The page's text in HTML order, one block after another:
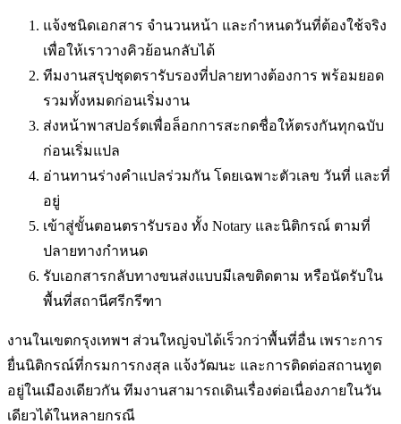
แจ้งชนิดเอกสาร จำนวนหน้า และกำหนดวันที่ต้องใช้จริง
เพื่อให้เราวางคิวย้อนกลับได้
ทีมงานสรุปชุดตรารับรองที่ปลายทางต้องการ พร้อมยอด
รวมทั้งหมดก่อนเริ่มงาน
ส่งหน้าพาสปอร์ตเพื่อล็อกการสะกดชื่อให้ตรงกันทุกฉบับ
ก่อนเริ่มแปล
อ่านทานร่างคำแปลร่วมกัน โดยเฉพาะตัวเลข วันที่ และที่
อยู่
เข้าสู่ขั้นตอนตรารับรอง ทั้ง Notary และนิติกรณ์ ตามที่
ปลายทางกำหนด
รับเอกสารกลับทางขนส่งแบบมีเลขติดตาม หรือนัดรับใน
พื้นที่สถานีศรีกรีฑา
งานในเขตกรุงเทพฯ ส่วนใหญ่จบได้เร็วกว่าพื้นที่อื่น เพราะการ
ยื่นนิติกรณ์ที่กรมการกงสุล แจ้งวัฒนะ และการติดต่อสถานทูต
อยู่ในเมืองเดียวกัน ทีมงานสามารถเดินเรื่องต่อเนื่องภายในวัน
เดียวได้ในหลายกรณี